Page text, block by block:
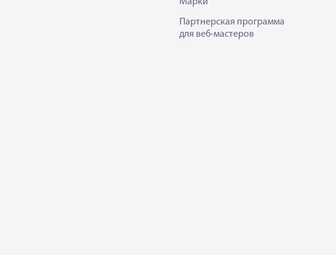
Партнерская программа
для веб-мастеров